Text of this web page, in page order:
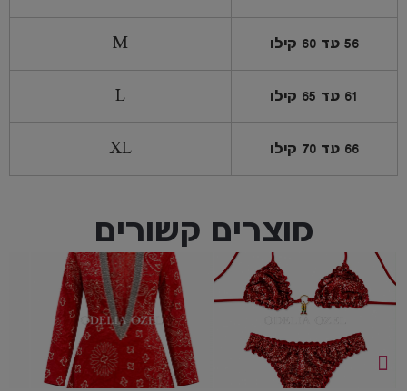
56 עד 60 קילו M
61 עד 65 קילו L
66 עד 70 קילו XL
מוצרים קשורים